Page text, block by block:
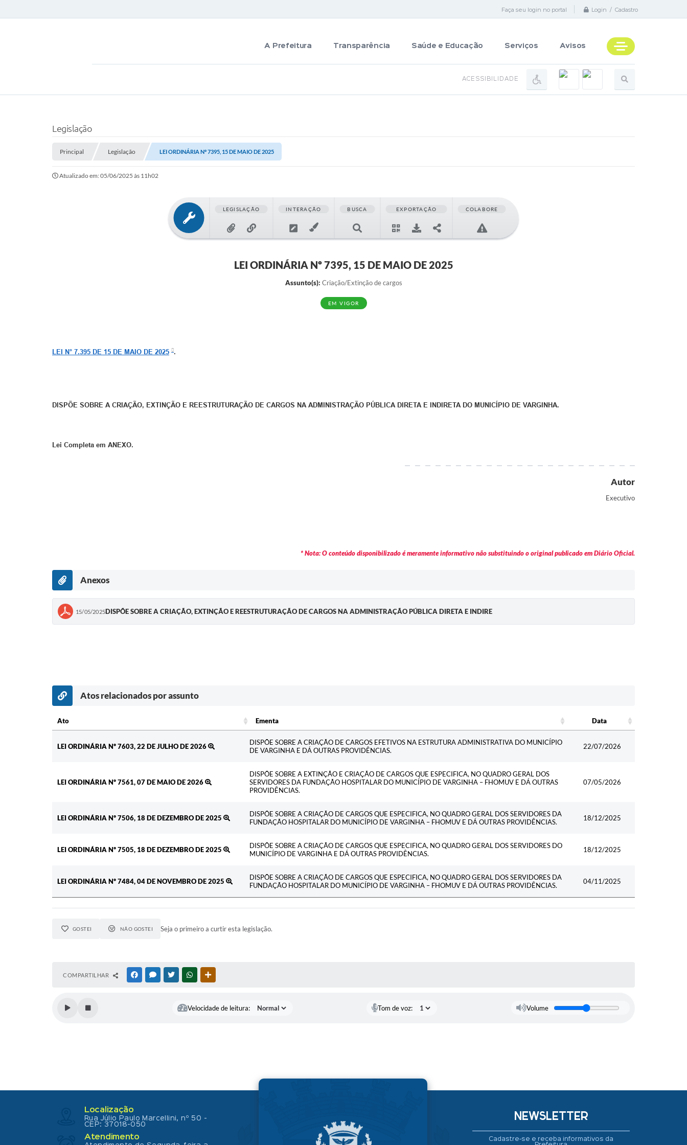
Faça seu login no portal Login / Cadastro
A Prefeitura Transparência Saúde e Educação Serviços Avisos
ACESSIBILIDADE
Legislação
Principal Legislação LEI ORDINÁRIA Nº 7395, 15 DE MAIO DE 2025
Atualizado em: 05/06/2025 às 11h02
LEGISLAÇÃO INTERAÇÃO BUSCA EXPORTAÇÃO COLABORE
LEI ORDINÁRIA Nº 7395, 15 DE MAIO DE 2025
Assunto(s): Criação/Extinção de cargos
EM VIGOR
LEI N° 7.395 DE 15 DE MAIO DE 2025 .
DISPÕE SOBRE A CRIAÇÃO, EXTINÇÃO E REESTRUTURAÇÃO DE CARGOS NA ADMINISTRAÇÃO PÚBLICA DIRETA E INDIRETA DO MUNICÍPIO DE VARGINHA.
Lei Completa em ANEXO.
Autor
Executivo
* Nota: O conteúdo disponibilizado é meramente informativo não substituindo o original publicado em Diário Oficial.
Anexos
15/05/2025DISPÕE SOBRE A CRIAÇÃO, EXTINÇÃO E REESTRUTURAÇÃO DE CARGOS NA ADMINISTRAÇÃO PÚBLICA DIRETA E INDIRE
Atos relacionados por assunto
Ato Ementa
Data
LEI ORDINÁRIA Nº 7603, 22 DE JULHO DE 2026
DISPÕE SOBRE A CRIAÇÃO DE CARGOS EFETIVOS NA ESTRUTURA ADMINISTRATIVA DO MUNICÍPIO
DE VARGINHA E DÁ OUTRAS PROVIDÊNCIAS.
22/07/2026
LEI ORDINÁRIA Nº 7561, 07 DE MAIO DE 2026
DISPÕE SOBRE A EXTINÇÃO E CRIAÇÃO DE CARGOS QUE ESPECIFICA, NO QUADRO GERAL DOS
SERVIDORES DA FUNDAÇÃO HOSPITALAR DO MUNICÍPIO DE VARGINHA – FHOMUV E DÁ OUTRAS
PROVIDÊNCIAS.
07/05/2026
LEI ORDINÁRIA Nº 7506, 18 DE DEZEMBRO DE 2025
DISPÕE SOBRE A CRIAÇÃO DE CARGOS QUE ESPECIFICA, NO QUADRO GERAL DOS SERVIDORES DA
FUNDAÇÃO HOSPITALAR DO MUNICÍPIO DE VARGINHA – FHOMUV E DÁ OUTRAS PROVIDÊNCIAS.
18/12/2025
LEI ORDINÁRIA Nº 7505, 18 DE DEZEMBRO DE 2025
DISPÕE SOBRE A CRIAÇÃO DE CARGOS QUE ESPECIFICA, NO QUADRO GERAL DOS SERVIDORES DO
MUNICÍPIO DE VARGINHA E DÁ OUTRAS PROVIDÊNCIAS.
18/12/2025
LEI ORDINÁRIA Nº 7484, 04 DE NOVEMBRO DE 2025
DISPÕE SOBRE A CRIAÇÃO DE CARGOS QUE ESPECIFICA, NO QUADRO GERAL DOS SERVIDORES DA
FUNDAÇÃO HOSPITALAR DO MUNICÍPIO DE VARGINHA – FHOMUV E DÁ OUTRAS PROVIDÊNCIAS.
04/11/2025
GOSTEI NÃO GOSTEI Seja o primeiro a curtir esta legislação.
COMPARTILHAR FACEBOOKMESSENGER
TWITTERWHATSAPP
Velocidade de leitura: Tom de voz: Volume
Localização
Rua Júlio Paulo Marcellini, nº 50 -
CEP: 37018-050
Atendimento
NEWSLETTER
Cadastre-se e receba informativos da